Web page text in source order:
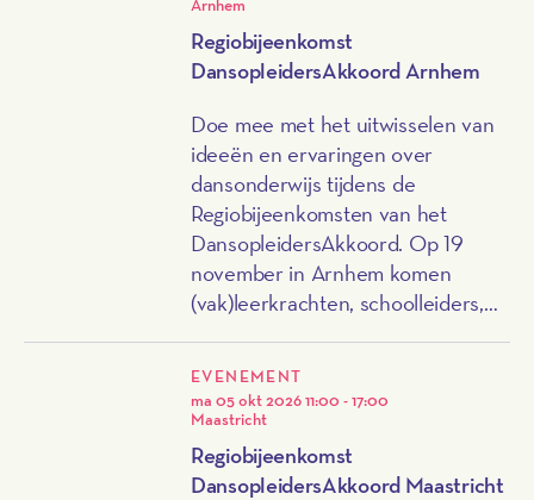
Arnhem
Regiobijeenkomst
DansopleidersAkkoord Arnhem
Doe mee met het uitwisselen van
ideeën en ervaringen over
dansonderwijs tijdens de
Regiobijeenkomsten van het
DansopleidersAkkoord. Op 19
november in Arnhem komen
(vak)leerkrachten, schoolleiders,
vol informatie, ontmoeting en –
uiteraard – dans. Je bent van harte
uitgenodigd om hierbij aanwezig te
zijn.
EVENEMENT
ma 05 okt 202611:00 - 17:00
Maastricht
Regiobijeenkomst
DansopleidersAkkoord Maastricht